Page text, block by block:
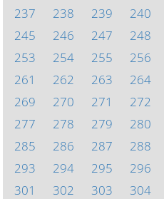
237
238 239 240
245
246 247 248
253
254 255 256
261
262 263 264
269
270 271 272
277
278 279 280
285
286 287 288
293
294 295 296
301
302 303 304